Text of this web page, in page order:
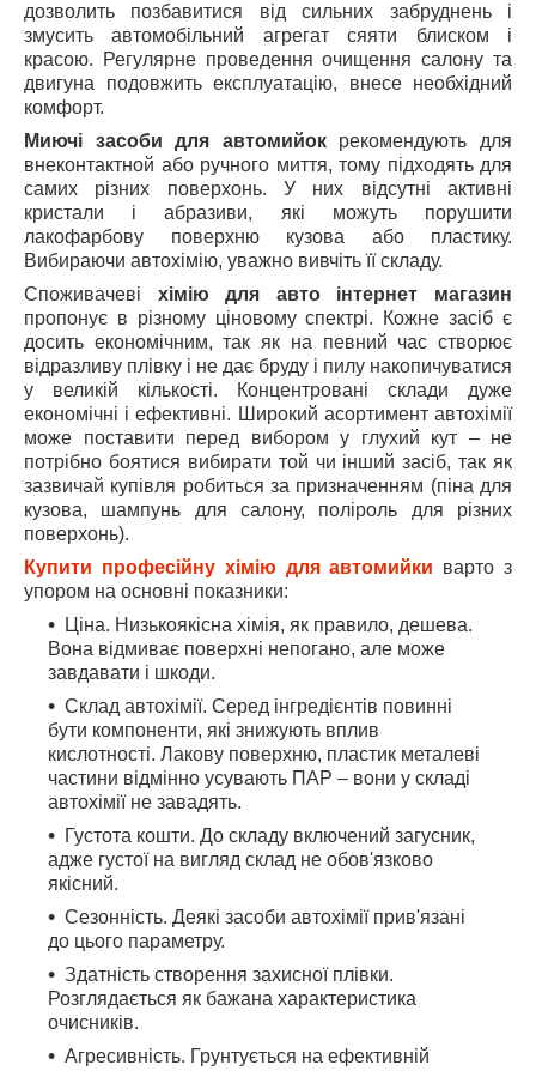
дозволить позбавитися від сильних забруднень і
змусить автомобільний агрегат сяяти блиском і
красою. Регулярне проведення очищення салону та
двигуна подовжить експлуатацію, внесе необхідний
комфорт.
Миючі засоби для автомийок рекомендують для
внеконтактной або ручного миття, тому підходять для
самих різних поверхонь. У них відсутні активні
кристали і абразиви, які можуть порушити
лакофарбову поверхню кузова або пластику.
Вибираючи автохімію, уважно вивчіть її складу.
Споживачеві хімію для авто інтернет магазин
пропонує в різному ціновому спектрі. Кожне засіб є
досить економічним, так як на певний час створює
відразливу плівку і не дає бруду і пилу накопичуватися
у великій кількості. Концентровані склади дуже
економічні і ефективні. Широкий асортимент автохімії
може поставити перед вибором у глухий кут – не
потрібно боятися вибирати той чи інший засіб, так як
зазвичай купівля робиться за призначенням (піна для
кузова, шампунь для салону, поліроль для різних
поверхонь).
Купити професійну хімію для автомийки варто з
упором на основні показники:
Ціна. Низькоякісна хімія, як правило, дешева.
Вона відмиває поверхні непогано, але може
завдавати і шкоди.
Склад автохімії. Серед інгредієнтів повинні
бути компоненти, які знижують вплив
кислотності. Лакову поверхню, пластик металеві
частини відмінно усувають ПАР – вони у складі
автохімії не завадять.
Густота кошти. До складу включений загусник,
адже густої на вигляд склад не обов'язково
якісний.
Сезонність. Деякі засоби автохімії прив'язані
до цього параметру.
Здатність створення захисної плівки.
Розглядається як бажана характеристика
очисників.
Агресивність. Грунтується на ефективній